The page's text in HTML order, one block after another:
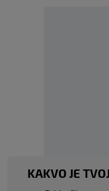
KAKVO JE